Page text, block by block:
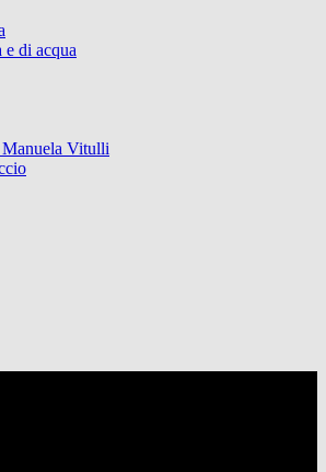
e di acqua
Vitulli